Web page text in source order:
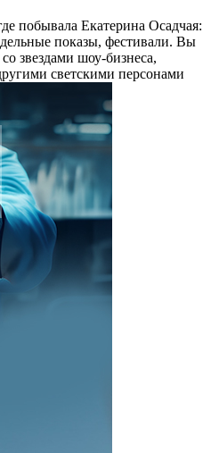
побывала Екатерина Осадчая:
показы, фестивали. Вы
звездами шоу-бизнеса,
светскими персонами